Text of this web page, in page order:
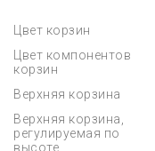
Цвет корзин
Цвет компонентов
корзин
Верхняя корзина
Верхняя корзина,
регулируемая по
высоте